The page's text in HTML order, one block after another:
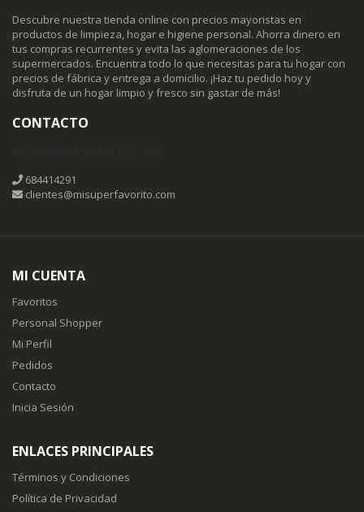
Descubre nuestra tienda online con precios mayoristas en
productos de limpieza, hogar e higiene personal. Ahorra dinero en
tus compras recurrentes y evita las aglomeraciones de los
supermercados. Encuentra todo lo que necesitas para tu hogar con
precios de fábrica y entrega a domicilio. ¡Haz tu pedido hoy y
disfruta de un hogar limpio y fresco sin gastar de más!
CONTACTO
684414291
clientes@misuperfavorito.com
MI CUENTA
Favoritos
Personal Shopper
Mi Perfil
Pedidos
Contacto
Inicia Sesión
ENLACES PRINCIPALES
Términos y Condiciones
Política de Privacidad